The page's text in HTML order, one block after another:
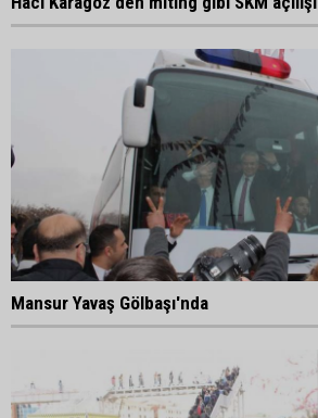
Mansur Yavaş Gölbaşı'nda